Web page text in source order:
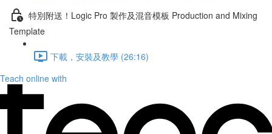
特別附送！Logic Pro 製作及混音模板 Production and Mixing
Template
下載，安裝及教學 (26:16)
Teach online with